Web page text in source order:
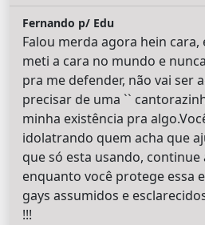
Fernando p/ Edu
Falou merda agora hein cara,
meti a cara no mundo e
pra me defender, não vai ser
precisar de uma ``
minha existência pra
idolatrando quem acha que
que só esta usando,
enquanto você protege essa
gays assumidos e
!!!